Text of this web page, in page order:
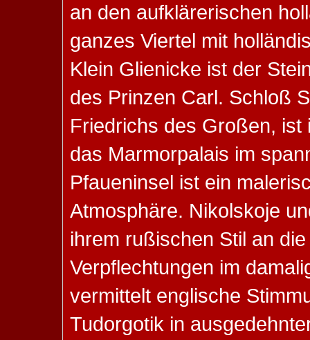
an den aufklärerischen
ganzes Viertel mit
Klein Glienicke ist der
des Prinzen Carl. Schloß
Friedrichs des Großen,
das Marmorpalais im
Pfaueninsel ist ein
Atmosphäre. Nikolskoje
ihrem rußischen Stil an
Verpflechtungen im
vermittelt englische
Tudorgotik in